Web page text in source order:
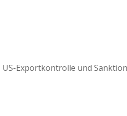
Exportkontrolle und